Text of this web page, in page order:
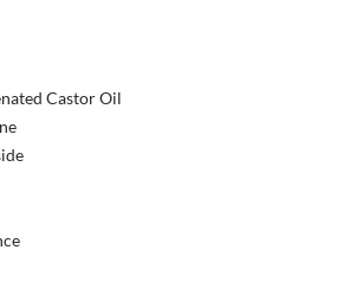
Castor Oil